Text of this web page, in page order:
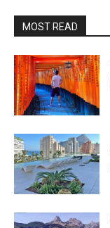
MOST READ